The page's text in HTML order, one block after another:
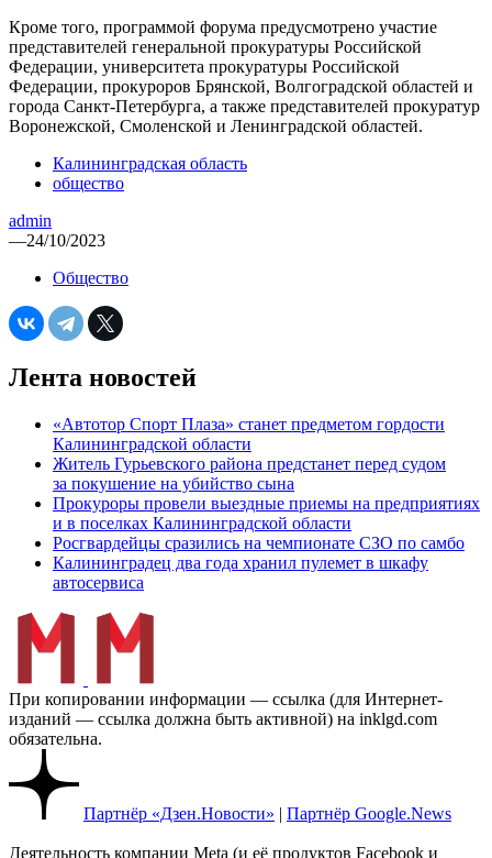
Кроме того, программой форума предусмотрено участие
представителей генеральной прокуратуры Российской
Федерации, университета прокуратуры Российской
Федерации, прокуроров Брянской, Волгоградской областей и
города Санкт-Петербурга, а также представителей прокуратур
Воронежской, Смоленской и Ленинградской областей.
Калининградская область
общество
admin
—24/10/2023
Общество
Лента новостей
«Автотор Спорт Плаза» станет предметом гордости
Калининградской области
Житель Гурьевского района предстанет перед судом
за покушение на убийство сына
Прокуроры провели выездные приемы на предприятиях
и в поселках Калининградской области
Росгвардейцы сразились на чемпионате СЗО по самбо
Калининградец два года хранил пулемет в шкафу
автосервиса
При копировании информации — ссылка (для Интернет-
изданий — ссылка должна быть активной) на inklgd.com
обязательна.
Партнёр «Дзен.Новости» | Партнёр Google.News
Деятельность компании Meta (и её продуктов Facebook и